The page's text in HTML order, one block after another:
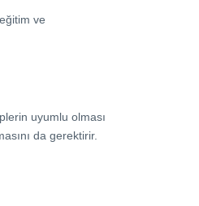
ve
uyumlu olması
da gerektirir.